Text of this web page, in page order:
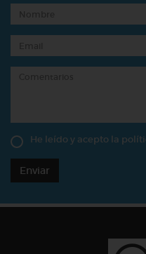
He leído y acepto la
Enviar